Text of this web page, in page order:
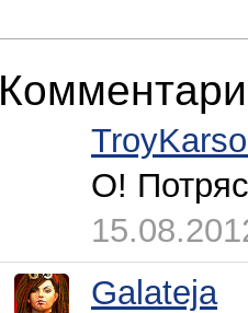
О!
Galateja